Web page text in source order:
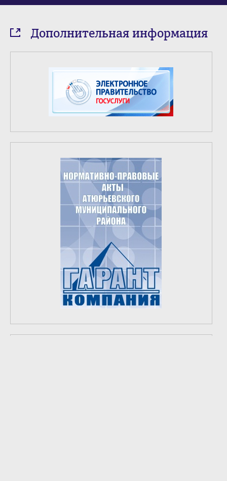
Дополнительная информация